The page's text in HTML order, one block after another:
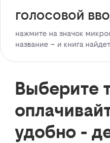
голосовой
нажмите на значок
название – и книга
Выберите
удобно -